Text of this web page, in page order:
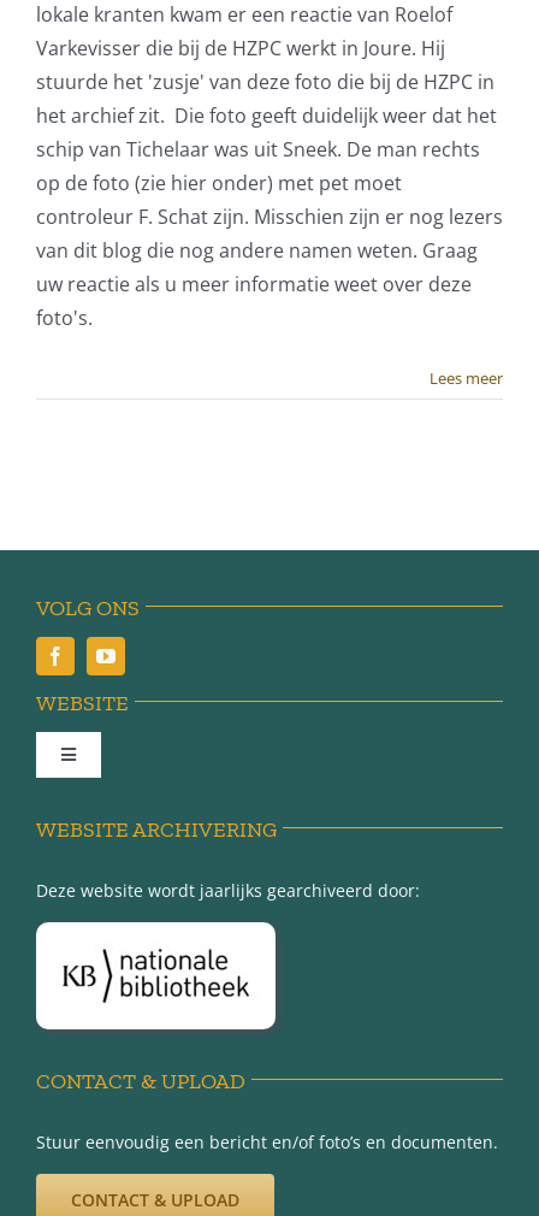
lokale kranten kwam er een reactie van Roelof
Varkevisser die bij de HZPC werkt in Joure. Hij
stuurde het 'zusje' van deze foto die bij de HZPC in
het archief zit. Die foto geeft duidelijk weer dat het
schip van Tichelaar was uit Sneek. De man rechts
op de foto (zie hier onder) met pet moet
controleur F. Schat zijn. Misschien zijn er nog lezers
van dit blog die nog andere namen weten. Graag
uw reactie als u meer informatie weet over deze
foto's.
Lees meer
VOLG ONS
WEBSITE
Toggle
Over Minnertsga
Disclaimer
WEBSITE ARCHIVERING
Deze website wordt jaarlijks gearchiveerd door:
CONTACT & UPLOAD
Stuur eenvoudig een bericht en/of foto’s en documenten.
CONTACT & UPLOAD